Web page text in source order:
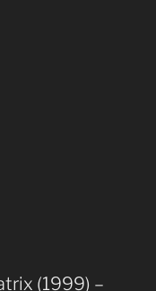
(1999) –